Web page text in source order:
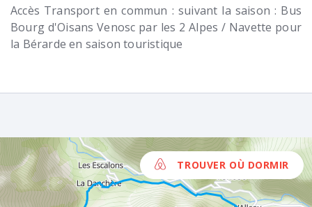
Accès Transport en commun : suivant la saison : Bus
Bourg d'Oisans Venosc par les 2 Alpes / Navette pour
la Bérarde en saison touristique
TROUVER OÙ DORMIR